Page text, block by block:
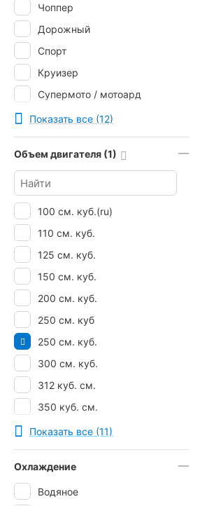
Чоппер
Дорожный
Спорт
Круизер
Супермото / мотоард
Эндуро
Грузовой
Показать все (12)
Объем двигателя (1)
100 см. куб.(ru)
110 см. куб.
125 см. куб.
150 см. куб.
200 см. куб.
250 см. куб
250 см. куб.
300 см. куб.
312 куб. см.
350 куб. см.
400 куб. см.
Показать все (11)
Охлаждение
Водяное